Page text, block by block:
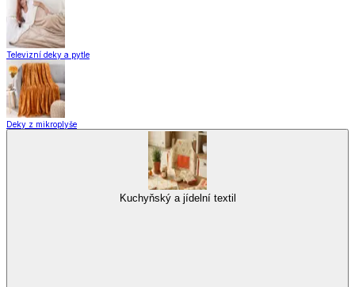
Televizní deky a pytle
Deky z mikroplyše
Kuchyňský a jídelní textil